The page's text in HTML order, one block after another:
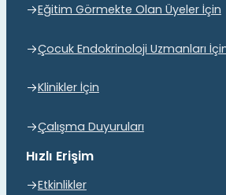
Eğitim Görmekte Olan Üyeler İçin
Çocuk Endokrinoloji Uzmanları
Klinikler İçin
Çalışma Duyuruları
Hızlı Erişim
Etkinlikler